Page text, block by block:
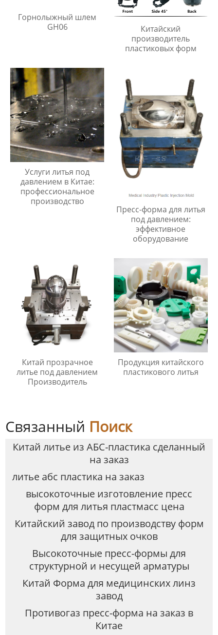
Горнолыжный шлем
GH06
Китайский
производитель
пластиковых форм
Услуги литья под
давлением в Китае:
профессиональное
производство
Пресс-форма для литья
под давлением:
эффективное
оборудование
Китай прозрачное
литье под давлением
Производитель
Продукция китайского
пластикового литья
Связанный Поиск
Китай литье из АБС-пластика сделанный
на заказ
литье абс пластика на заказ
высокоточные изготовление пресс
форм для литья пластмасс цена
Китайский завод по производству форм
для защитных очков
Высокоточные пресс-формы для
структурной и несущей арматуры
Китай Форма для медицинских линз
завод
Противогаз пресс-форма на заказ в
Китае